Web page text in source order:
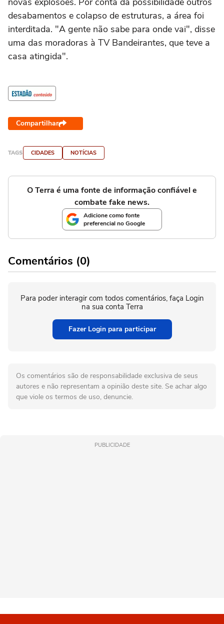
desabamentos e colapso de estruturas, a área foi
interditada. "A gente não sabe para onde vai", disse
uma das moradoras à TV Bandeirantes, que teve a
casa atingida".
Compartilhar
TAGS CIDADES NOTÍCIAS
O Terra é uma fonte de informação confiável e
combate fake news.
Adicione como fonte
preferencial no Google
Comentários (0)
Para poder interagir com todos comentários, faça Login
na sua conta Terra
Fazer Login para participar
Os comentários são de responsabilidade exclusiva de seus
autores e não representam a opinião deste site. Se achar algo
que viole os termos de uso, denuncie.
PUBLICIDADE